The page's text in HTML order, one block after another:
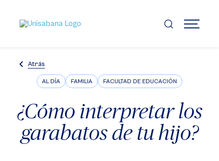
contenido
principal
MENÚ
Atrás
AL DÍA FAMILIA FACULTAD DE EDUCACIÓN
¿Cómo interpretar los
garabatos de tu hijo?